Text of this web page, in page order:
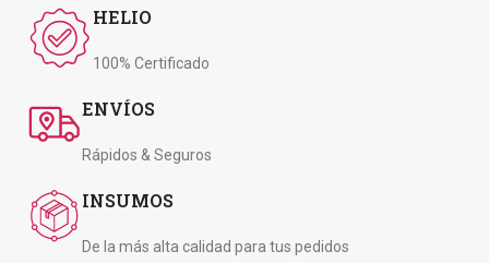
HELIO
100% Certificado
ENVÍOS
Rápidos & Seguros
INSUMOS
De la más alta calidad para tus pedidos